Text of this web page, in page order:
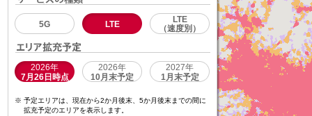
5G LTE
LTE
（速度別）
2026年
7月26日時点
2026年
10月末予定
2027年
1月末予定
予定エリアは、現在から2か月後末、5か月後末までの間に
拡充予定のエリアを表示します。